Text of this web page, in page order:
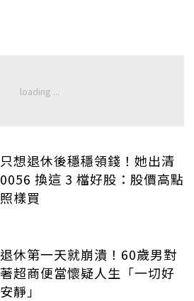
只想退休後穩穩領錢！她出清
0056 換這 3 檔好股：股價高點
照樣買
退休第一天就崩潰！60歲男對
著超商便當懷疑人生「一切好
安靜」